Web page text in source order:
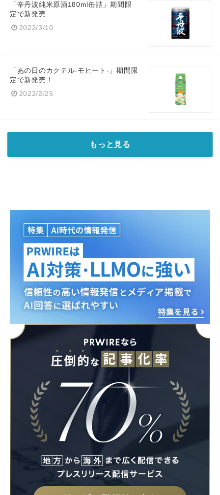
「辛丹波純米原酒180ml缶詰」期間限
定で新発売
2022/3/10
「あの日のカクテル-モヒート-」期間限
定で新発売！
2022/2/25
もっと見る